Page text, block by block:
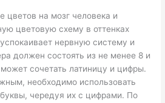
цветов на мозг человека и
цветовую схему в оттенках
нервную систему и
должен состоять из не менее 8 и
сочетать латиницу и цифры.
необходимо использовать
чередуя их с цифрами. По